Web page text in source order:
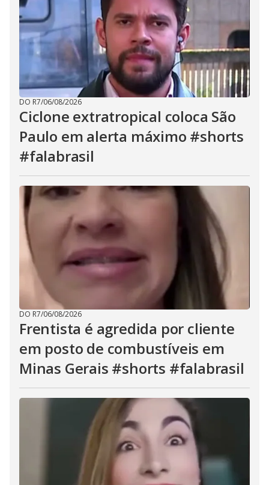
DO R7/06/08/2026
Ciclone extratropical coloca São
Paulo em alerta máximo #shorts
#falabrasil
DO R7/06/08/2026
Frentista é agredida por cliente
em posto de combustíveis em
Minas Gerais #shorts #falabrasil